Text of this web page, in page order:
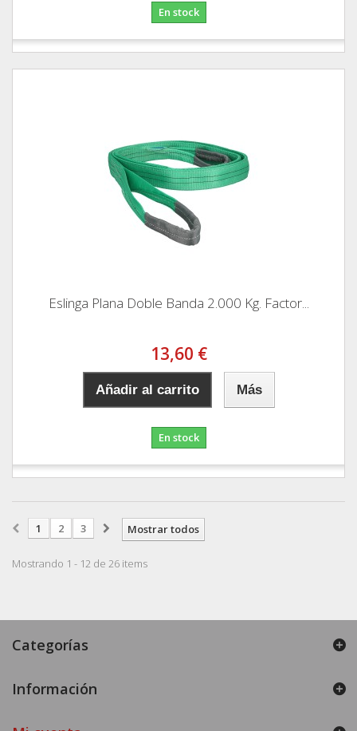
En stock
Eslinga Plana Doble Banda 2.000 Kg. Factor...
13,60 €
Añadir al carrito Más
En stock
Mostrar todos
1 2 3
Mostrando 1 - 12 de 26 items
Categorías
Información